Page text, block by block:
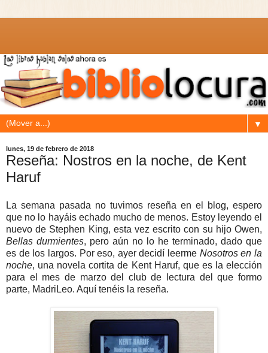
▼
lunes, 19 de febrero de 2018
Reseña: Nostros en la noche, de Kent
Haruf
La semana pasada no tuvimos reseña en el blog, espero
que no lo hayáis echado mucho de menos. Estoy leyendo el
nuevo de Stephen King, esta vez escrito con su hijo Owen,
Bellas durmientes, pero aún no lo he terminado, dado que
es de los largos. Por eso, ayer decidí leerme Nosotros en la
noche, una novela cortita de Kent Haruf, que es la elección
para el mes de marzo del club de lectura del que formo
parte, MadriLeo. Aquí tenéis la reseña.